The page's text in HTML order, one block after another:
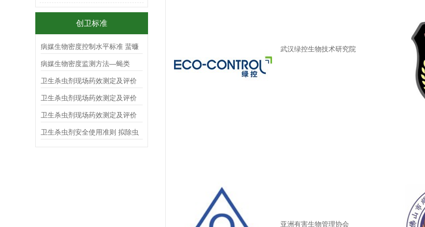
创卫标准
病媒生物密度控制水平标准 蜚蠊
病媒生物密度监测方法—蝇类
卫生杀虫剂现场药效测定及评价
杀蟑毒（胶）饵
卫生杀虫剂现场药效测定及评价
气雾剂
卫生杀虫剂现场药效测定及评价
喷射剂
卫生杀虫剂安全使用准则 拟除虫
菊酯类
武汉绿控生物技术研究院
亚洲有害生物管理协会